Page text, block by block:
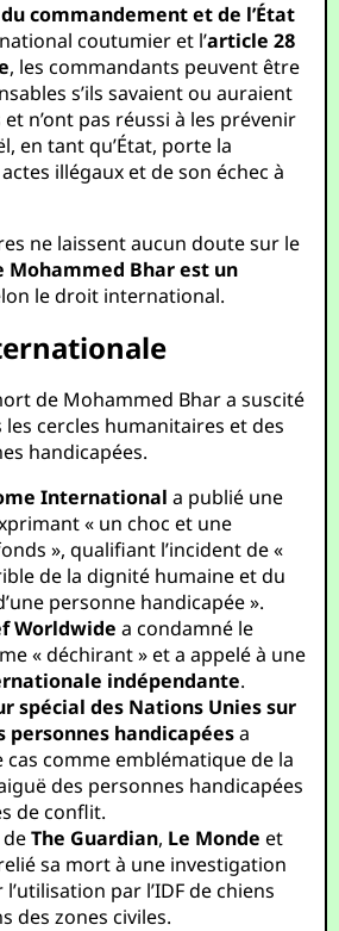
commandement et de l’État
coutumier et l’article 28
, les commandants peuvent être
s’ils savaient ou auraient
n’ont pas réussi à les prévenir
en tant qu’État, porte la
illégaux et de son échec à
ne laissent aucun doute sur le
Mohammed Bhar est un
le droit international.
de Mohammed Bhar a suscité
cercles humanitaires et des
handicapées.
International a publié une
« un choc et une
», qualifiant l’incident de «
de la dignité humaine et du
personne handicapée ».
Worldwide a condamné le
« déchirant » et a appelé à une
indépendante.
spécial des Nations Unies sur
personnes handicapéesa
cas comme emblématique de la
des personnes handicapées
de conflit.
deThe Guardian, Le Monde et
sa mort à une investigation
par l’IDF de chiens
des zones civiles.